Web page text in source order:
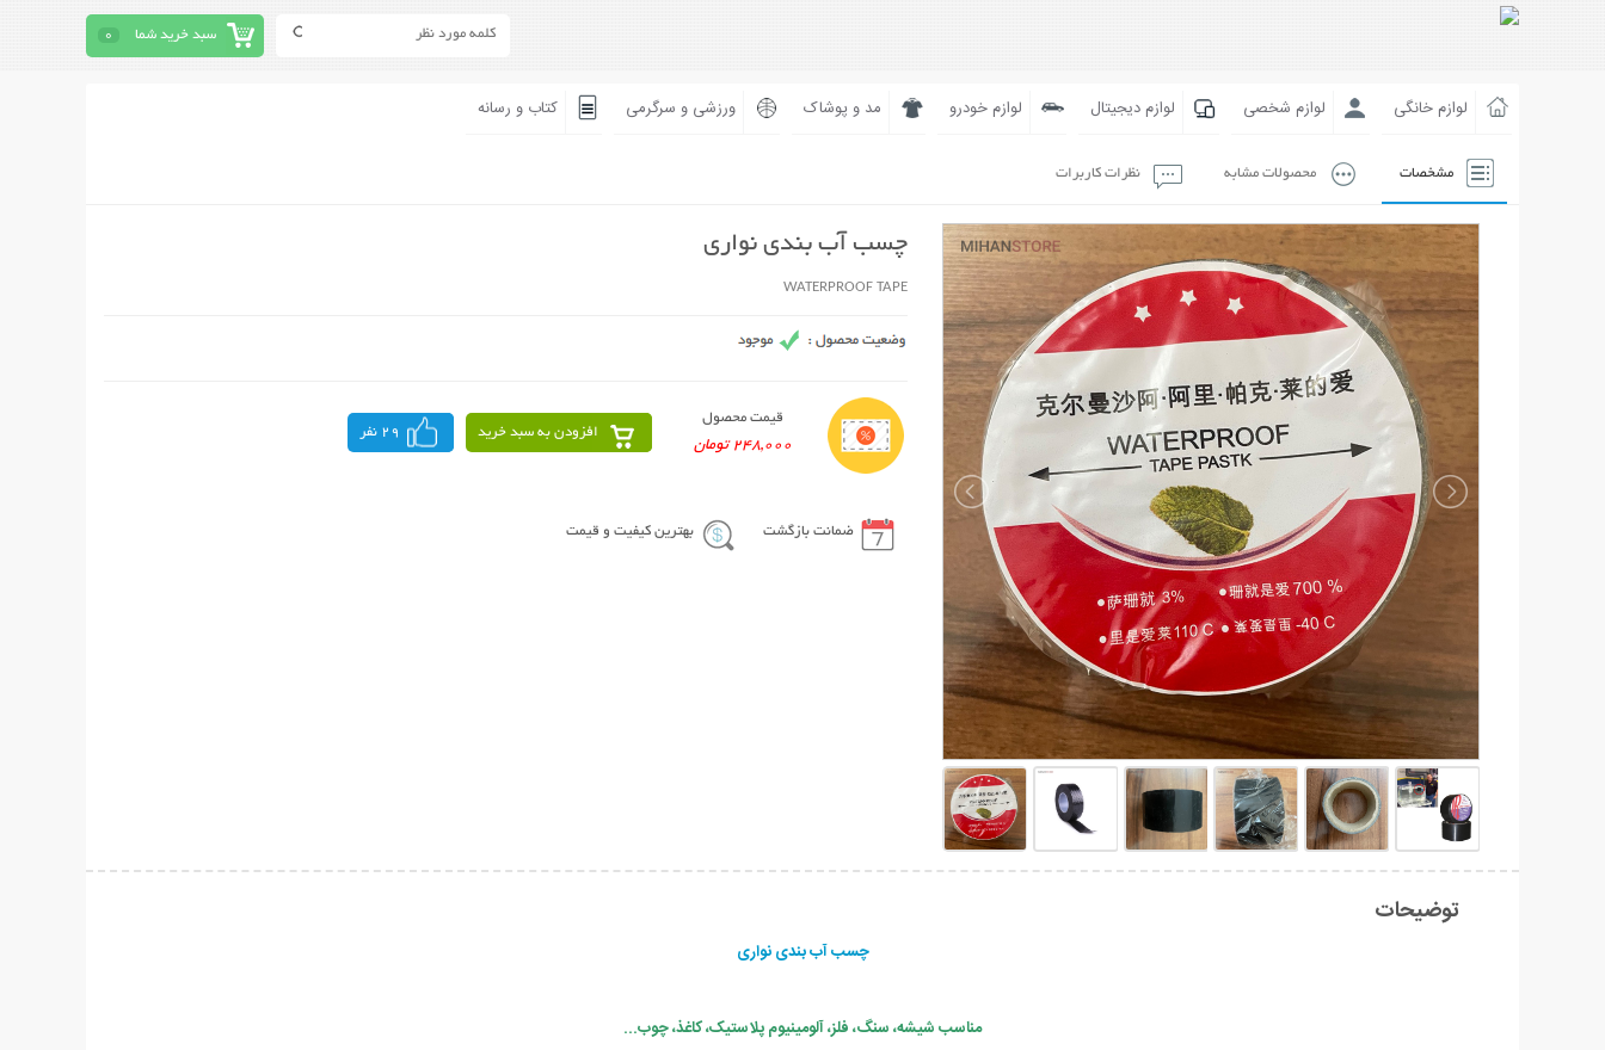
سبد خرید شما 0
لوازم خانگی لوازم شخصی لوازم دیجیتال لوازم خودرو مد و پوشاک ورزشی و سرگرمی کتاب و رسانه
مشخصات محصولات مشابه نظرات کاربرات
چسب آب بندی نواری
WATERPROOF TAPE
قیمت محصول
248,000 تومان
افزودن به سبد خرید 29 نفر
ضمانت بازگشت بهترین کیفیت و قیمت
توضیحات
چسب آب بندی نواری
مناسب شیشه، سنگ، فلز، آلومینیوم پلاستیک، کاغذ، چوب...